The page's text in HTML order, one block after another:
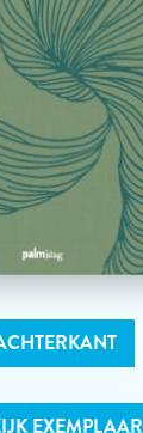
EXEMPLAAR